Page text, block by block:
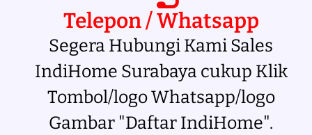
Telepon / Whatsapp
Segera Hubungi Kami Sales
IndiHome Surabaya cukup Klik
Tombol/logo Whatsapp/logo
Gambar "Daftar IndiHome".